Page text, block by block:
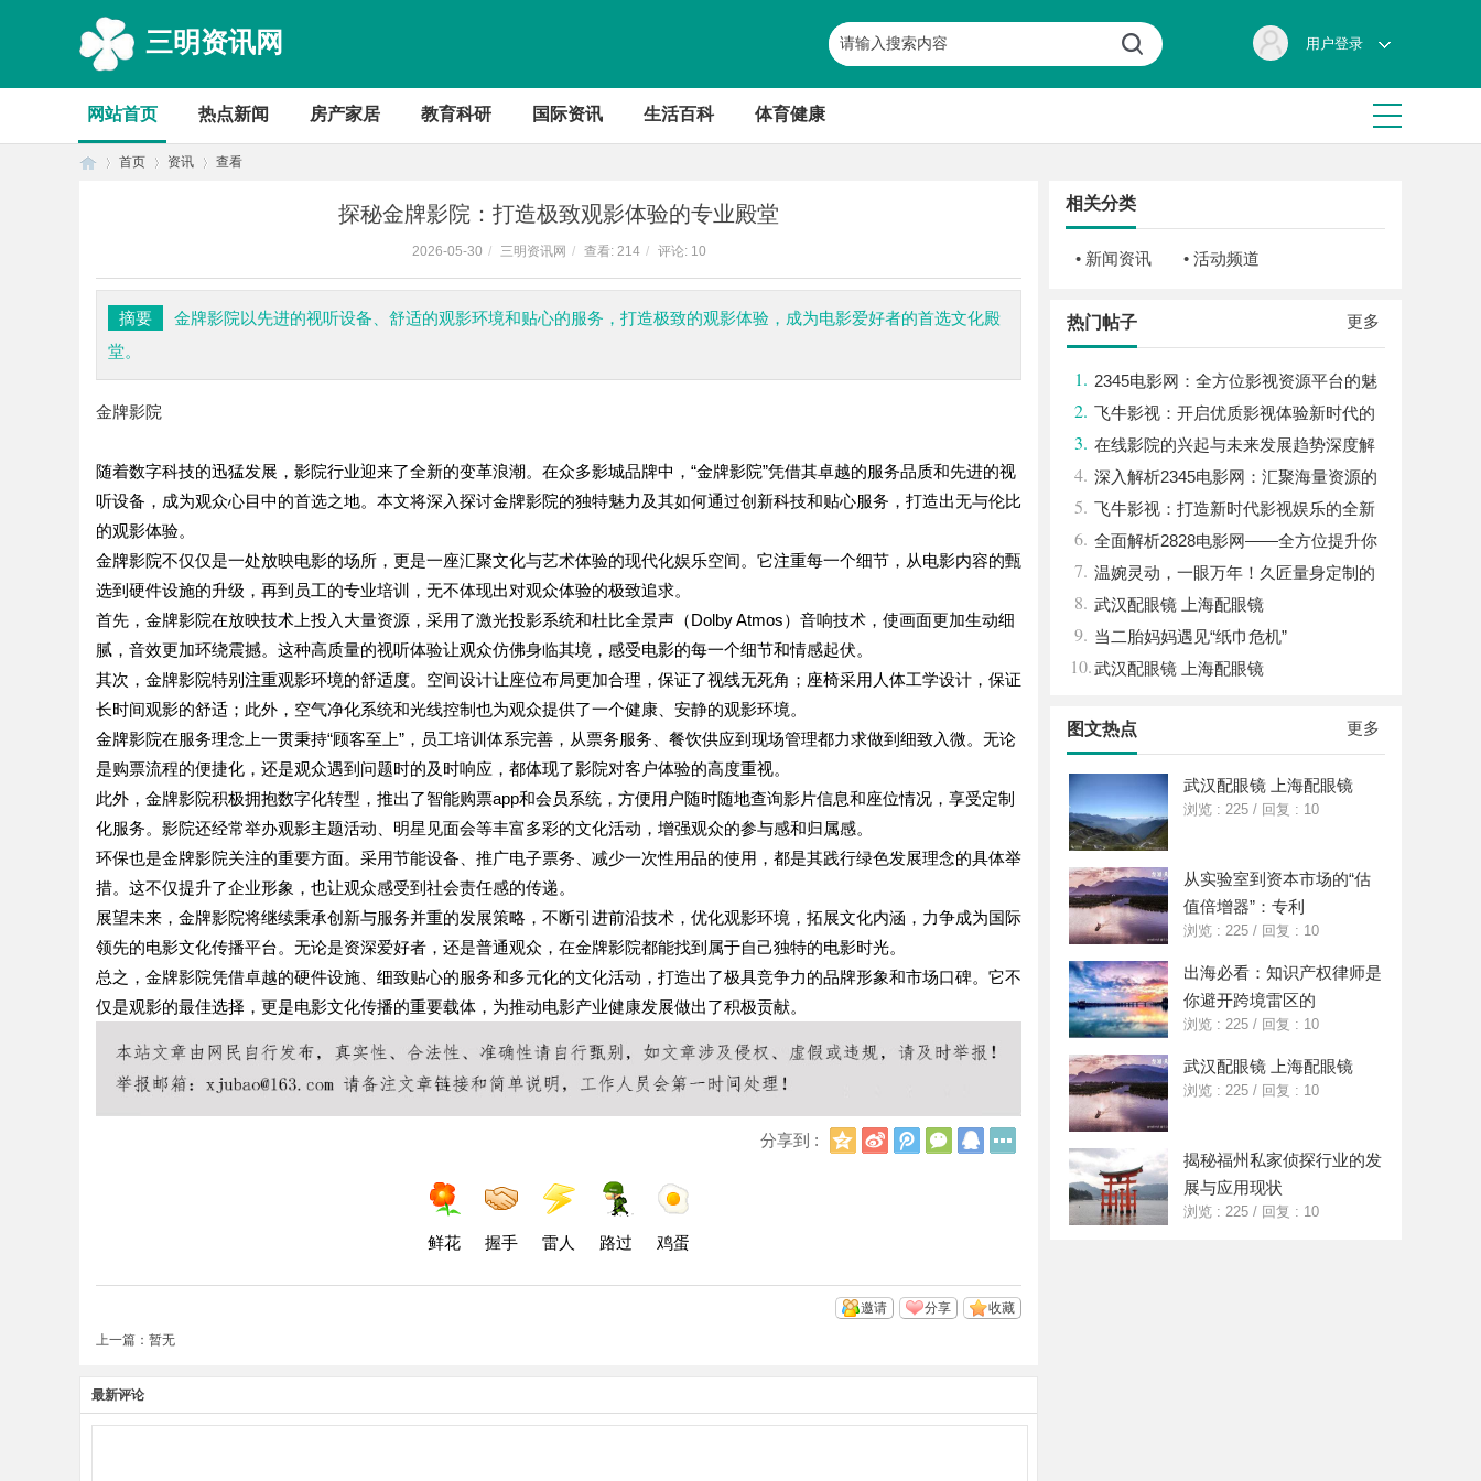
三明资讯网 用户登录
网站首页 热点新闻 房产家居 教育科研 国际资讯 生活百科 体育健康
首页 资讯 查看
探秘金牌影院：打造极致观影体验的专业殿堂
2026-05-30 / 三明资讯网 / 查看: 214 / 评论: 10
摘要
金牌影院以先进的视听设备、舒适的观影环境和贴心的服务，打造极致的观影体验，成为电影爱好者的首选文化殿
堂。
金牌影院
随着数字科技的迅猛发展，影院行业迎来了全新的变革浪潮。在众多影城品牌中，“金牌影院”凭借其卓越的服务品质和先进的视
听设备，成为观众心目中的首选之地。本文将深入探讨金牌影院的独特魅力及其如何通过创新科技和贴心服务，打造出无与伦比
的观影体验。
金牌影院不仅仅是一处放映电影的场所，更是一座汇聚文化与艺术体验的现代化娱乐空间。它注重每一个细节，从电影内容的甄
选到硬件设施的升级，再到员工的专业培训，无不体现出对观众体验的极致追求。
首先，金牌影院在放映技术上投入大量资源，采用了激光投影系统和杜比全景声（Dolby Atmos）音响技术，使画面更加生动细
腻，音效更加环绕震撼。这种高质量的视听体验让观众仿佛身临其境，感受电影的每一个细节和情感起伏。
其次，金牌影院特别注重观影环境的舒适度。空间设计让座位布局更加合理，保证了视线无死角；座椅采用人体工学设计，保证
长时间观影的舒适；此外，空气净化系统和光线控制也为观众提供了一个健康、安静的观影环境。
金牌影院在服务理念上一贯秉持“顾客至上”，员工培训体系完善，从票务服务、餐饮供应到现场管理都力求做到细致入微。无论
是购票流程的便捷化，还是观众遇到问题时的及时响应，都体现了影院对客户体验的高度重视。
此外，金牌影院积极拥抱数字化转型，推出了智能购票app和会员系统，方便用户随时随地查询影片信息和座位情况，享受定制
化服务。影院还经常举办观影主题活动、明星见面会等丰富多彩的文化活动，增强观众的参与感和归属感。
环保也是金牌影院关注的重要方面。采用节能设备、推广电子票务、减少一次性用品的使用，都是其践行绿色发展理念的具体举
措。这不仅提升了企业形象，也让观众感受到社会责任感的传递。
展望未来，金牌影院将继续秉承创新与服务并重的发展策略，不断引进前沿技术，优化观影环境，拓展文化内涵，力争成为国际
领先的电影文化传播平台。无论是资深爱好者，还是普通观众，在金牌影院都能找到属于自己独特的电影时光。
总之，金牌影院凭借卓越的硬件设施、细致贴心的服务和多元化的文化活动，打造出了极具竞争力的品牌形象和市场口碑。它不
仅是观影的最佳选择，更是电影文化传播的重要载体，为推动电影产业健康发展做出了积极贡献。
分享到 :
Q
新
浪
腾
讯
微
信
Q
鲜花 握手 雷人 路过 鸡蛋
收藏
分享
邀请
上一篇：暂无
最新评论
相关分类
• 新闻资讯 • 活动频道
更多
热门帖子
1. 2345电影网：全方位影视资源平台的魅
力解析
2. 飞牛影视：开启优质影视体验新时代的
平台解析
3. 在线影院的兴起与未来发展趋势深度解
析
4. 深入解析2345电影网：汇聚海量资源的
影视娱乐平台
5. 飞牛影视：打造新时代影视娱乐的全新
体验平台
6. 全面解析2828电影网——全方位提升你
的观影体验平台
7. 温婉灵动，一眼万年！久匠量身定制的
眉眼唇，才是你整张脸的点睛之笔！淡颜系
女生的气质加分项
8. 武汉配眼镜 上海配眼镜
9. 当二胎妈妈遇见“纸巾危机”
10.武汉配眼镜 上海配眼镜
更多
图文热点
武汉配眼镜 上海配眼镜
浏览 : 225 / 回复 : 10
从实验室到资本市场的“估
值倍增器”：专利
浏览 : 225 / 回复 : 10
出海必看：知识产权律师是
你避开跨境雷区的
浏览 : 225 / 回复 : 10
武汉配眼镜 上海配眼镜
浏览 : 225 / 回复 : 10
揭秘福州私家侦探行业的发
展与应用现状
浏览 : 225 / 回复 : 10